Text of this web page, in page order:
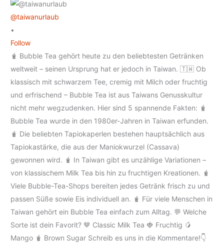
@taiwanurlaub
•
Follow
🧋 Bubble Tea gehört heute zu den beliebtesten Getränken
weltweit – seinen Ursprung hat er jedoch in Taiwan. 🇹🇼 Ob
klassisch mit schwarzem Tee, cremig mit Milch oder fruchtig
und erfrischend – Bubble Tea ist aus Taiwans Genusskultur
nicht mehr wegzudenken. Hier sind 5 spannende Fakten: 🧋
Bubble Tea wurde in den 1980er-Jahren in Taiwan erfunden.
🧋 Die beliebten Tapiokaperlen bestehen hauptsächlich aus
Tapiokastärke, die aus der Maniokwurzel (Cassava)
gewonnen wird. 🧋 In Taiwan gibt es unzählige Variationen –
von klassischem Milk Tea bis hin zu fruchtigen Kreationen. 🧋
Viele Bubble-Tea-Shops bereiten jedes Getränk frisch zu und
passen Süße sowie Eis individuell an. 🧋 Für viele Menschen in
Taiwan gehört ein Bubble Tea einfach zum Alltag. 💬 Welche
Sorte ist dein Favorit? 🤎 Classic Milk Tea 🍓 Fruchtig 🥭
Mango 🧋 Brown Sugar Schreib es uns in die Kommentare!👇